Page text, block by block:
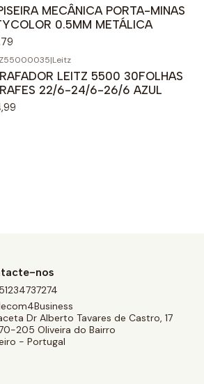
MECÂNICA PORTA-MINAS
0.5MM METÁLICA
|Leitz
LEITZ 5500 30FOLHAS
22/6-24/6-26/6 AZUL
nos
Dr Alberto Tavares de Castro, 17
205 Oliveira do Bairro
- Portugal